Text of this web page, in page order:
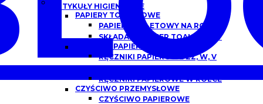
ARTYKUŁY HIGIENICZNE
PAPIERY TOALETOWE
PAPIER TOALETOWY NA ROLCE
SKŁADANY PAPIER TOALETOWY
RĘCZNIKI PAPIEROWE
RĘCZNIKI PAPIEROWE ZZ, W, V
SKŁADANE
RĘCZNIKI PAPIEROWE W ROLCE
CZYŚCIWO PRZEMYSŁOWE
CZYŚCIWO PAPIEROWE